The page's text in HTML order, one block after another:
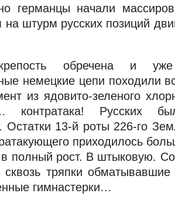
германцы начали
на штурм русских позиций
обречена и
немецкие цепи походили
из ядовито-зеленого
контратака! Русских
Остатки 13-й роты 226-го
приходилось
полный рост. В штыковую.
тряпки обматывавшие
гимнастерки…